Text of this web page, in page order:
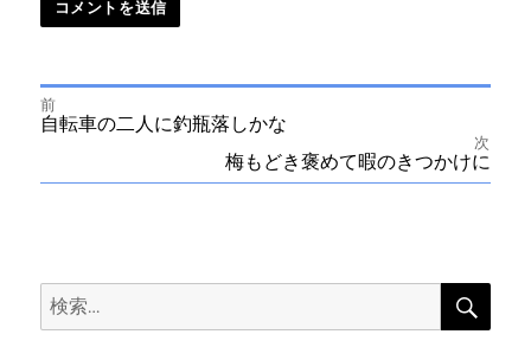
投
ゲ
前
前
の
自転車の二人に釣瓶落しかな
次
梅もどき褒めて暇のきつかけに
検
索:
検